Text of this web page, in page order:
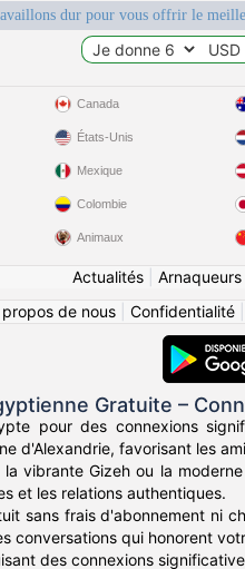
dur pour vous offrir le
Canada
États-Unis
Mexique
Colombie
Animaux
Actualités| Arnaqueurs|
propos de nous| Confidentialité|
Gratuite –
pour des connexions
d'Alexandrie, favorisant les
vibrante Gizeh ou la
et les relations authentiques.
sans frais d'abonnement ni
conversations qui honorent
des connexions